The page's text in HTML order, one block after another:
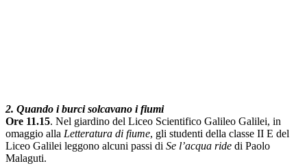
2. Quando i burci solcavano i fiumi
Ore 11.15. Nel giardino del Liceo Scientifico Galileo Galilei, in
omaggio alla Letteratura di fiume, gli studenti della classe II E del
Liceo Galilei leggono alcuni passi di Se l’acqua ride di Paolo
Malaguti.